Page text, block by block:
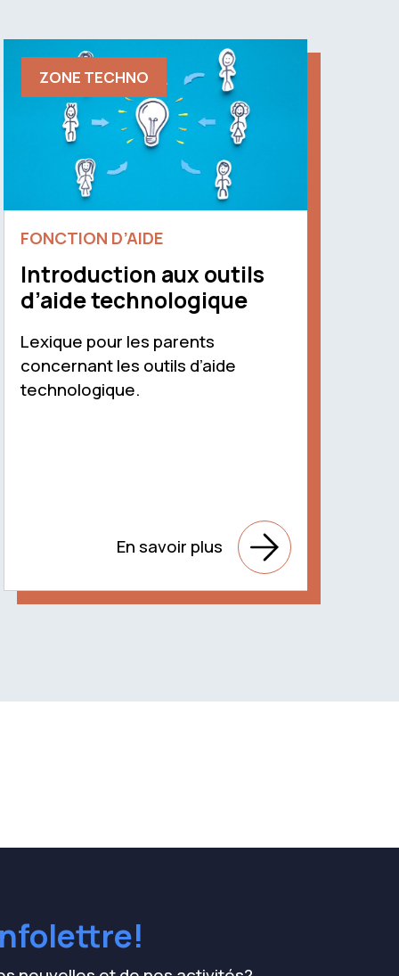
ZONE TECHNO
FONCTION D’AIDE
Introduction aux outils
d’aide technologique
Lexique pour les parents
concernant les outils d’aide
technologique.
En savoir plus